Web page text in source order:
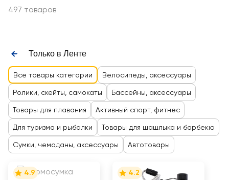
497 товаров
Только в Ленте
Все товары категории Велосипеды, аксессуары
Ролики, скейты, самокаты Бассейны, аксессуары
Товары для плавания Активный спорт, фитнес
Для туризма и рыбалки Товары для шашлыка и барбекю
Сумки, чемоданы, аксессуары Автотовары
4.9 4.2